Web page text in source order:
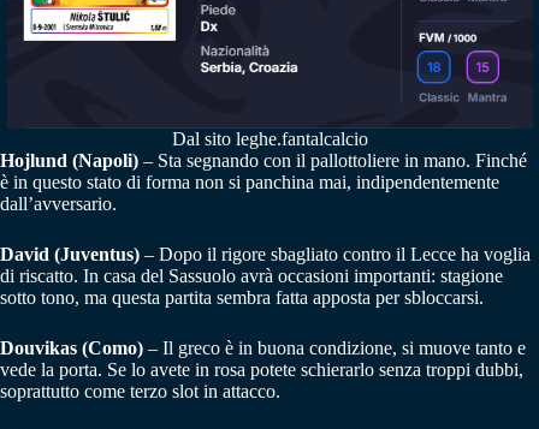
Dal sito leghe.fantalcalcio
Hojlund (Napoli) – Sta segnando con il pallottoliere in mano. Finché
è in questo stato di forma non si panchina mai, indipendentemente
dall’avversario.
David (Juventus) – Dopo il rigore sbagliato contro il Lecce ha voglia
di riscatto. In casa del Sassuolo avrà occasioni importanti: stagione
sotto tono, ma questa partita sembra fatta apposta per sbloccarsi.
Douvikas (Como) – Il greco è in buona condizione, si muove tanto e
vede la porta. Se lo avete in rosa potete schierarlo senza troppi dubbi,
soprattutto come terzo slot in attacco.